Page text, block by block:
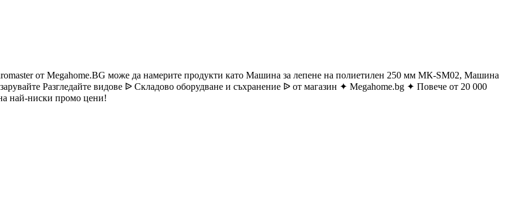
от Megahome.BG може да намерите продукти като Машина за лепене на полиетилен 250 мм MК-SM02, Машина
Разгледайте видове ᐉ Складово оборудване и съхранение ᐉ от магазин ✦ Megahome.bg ✦ Повече от 20 000
най-ниски промо цени!